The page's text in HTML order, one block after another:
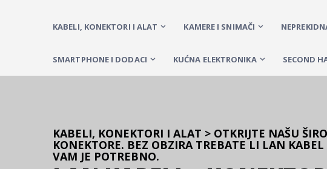
KABELI, KONEKTORI I ALAT KAMERE I SNIMAČI
SMARTPHONE I DODACI KUĆNA ELEKTRONIKA SECOND
KABELI, KONEKTORI I ALAT > OTKRIJTE NAŠU
KONEKTORE. BEZ OBZIRA TREBATE LI LAN
VAM JE POTREBNO.